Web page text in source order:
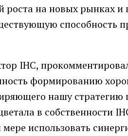
роста на новых рынках и
способность
IHC,
формированию
нашу стратегию
в собственности
использовать